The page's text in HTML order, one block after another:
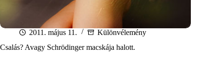
2011. május 11.
Különvélemény
Csalás? Avagy Schrödinger macskája halott.